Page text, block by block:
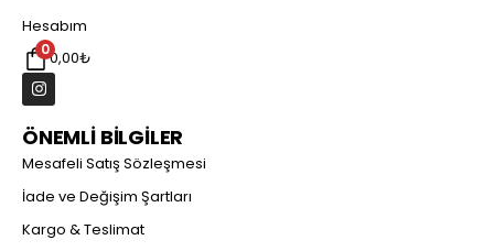
Hesabım
00,00₺
ÖNEMLİ BİLGİLER
Mesafeli Satış Sözleşmesi
İade ve Değişim Şartları
Kargo & Teslimat